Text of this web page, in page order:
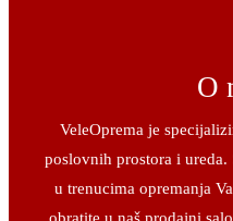
O
VeleOprema je
poslovnih prostora i ureda.
u trenucima opremanja
obratite u naš prodajni